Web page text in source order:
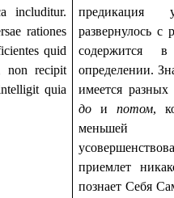
includitur.
rationes
quid
non recipit
quia
предикация
развернулось с
содержится
определении.
имеется разных
до ипотом,
меньшей
приемлет
познает Себя